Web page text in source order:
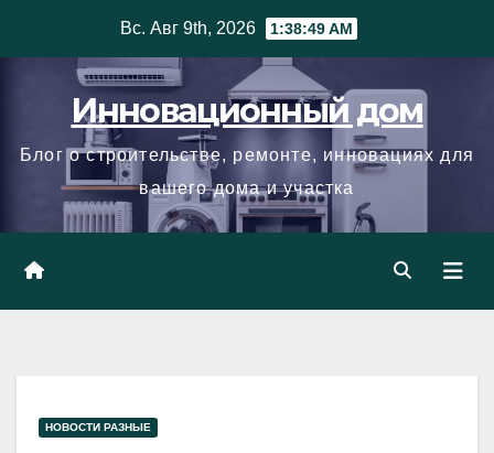
Вс. Авг 9th, 2026 1:38:50 AM
Инновационный дом
Блог о строительстве, ремонте, инновациях для
вашего дома и участка
НОВОСТИ РАЗНЫЕ